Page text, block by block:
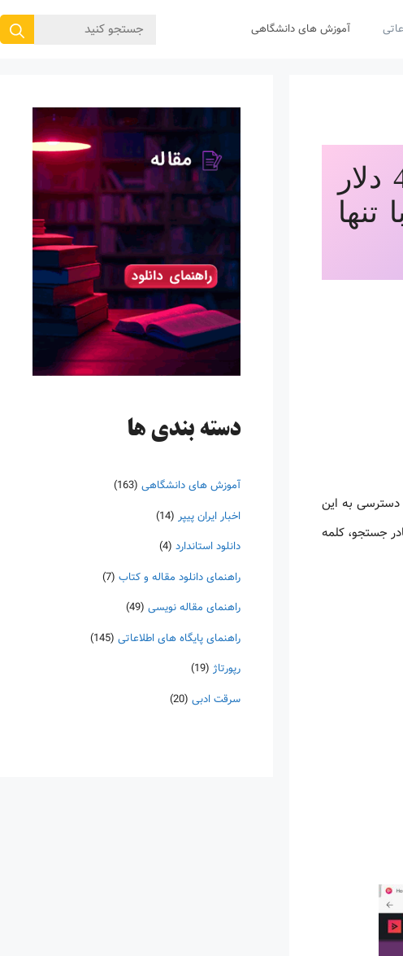
آموزش های دانشگاهی
جستجوی
دسترسی به این
جستجو، کلمه
دسته‌ بندی ها
آموزش های دانشگاهی (163)
اخبار ایران پیپر (14)
دانلود استاندارد (4)
راهنمای دانلود مقاله و کتاب (7)
راهنمای مقاله نویسی (49)
راهنمای پایگاه های اطلاعاتی (145)
رپورتاژ (19)
سرقت ادبی (20)